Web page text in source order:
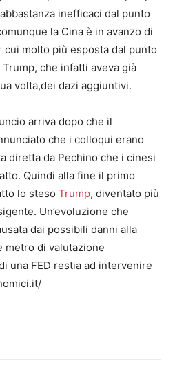
inefficaci dal punto
la Cina è in avanzo di
cui molto più esposta dal punto
che infatti aveva già
volta,dei dazi aggiuntivi.
arriva dopo che il
che i colloqui erano
diretta da Pechino che i cinesi
Quindi alla fine il primo
lo steso Trump, diventato più
Un’evoluzione che
dai possibili danni alla
metro di valutazione
una FED restia ad intervenire